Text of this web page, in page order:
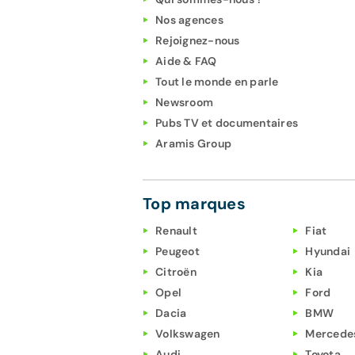
affaire en toute sécurité.
Transparence du prix, sécurité de la transaction et
Un financement auto ? Chez Aramisauto, ceci est
de déterminer le montant des mensualités ou leur
Nos agences
Rejoignez-nous
Aide & FAQ
Tout le monde en parle
Newsroom
Pubs TV et documentaires
Aramis Group
Top marques
Renault
Peugeot
Citroën
Opel
Dacia
Volkswagen
Fiat
Hyundai
Kia
Ford
BMW